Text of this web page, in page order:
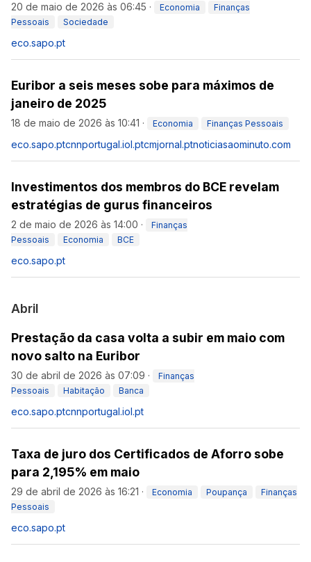
20 de maio de 2026 às 06:45 · Economia
Finanças
Pessoais
Sociedade
eco.sapo.pt
Euribor a seis meses sobe para máximos de
janeiro de 2025
18 de maio de 2026 às 10:41 · Economia Finanças Pessoais
eco.sapo.ptcnnportugal.iol.ptcmjornal.ptnoticiasaominuto.com
Investimentos dos membros do BCE revelam
estratégias de gurus financeiros
2 de maio de 2026 às 14:00 ·
Finanças
Pessoais
Economia BCE
eco.sapo.pt
Abril
Prestação da casa volta a subir em maio com
novo salto na Euribor
30 de abril de 2026 às 07:09 ·
Finanças
Pessoais
Habitação Banca
eco.sapo.ptcnnportugal.iol.pt
Taxa de juro dos Certificados de Aforro sobe
para 2,195% em maio
29 de abril de 2026 às 16:21 · Economia Poupança
Finanças
Pessoais
eco.sapo.pt